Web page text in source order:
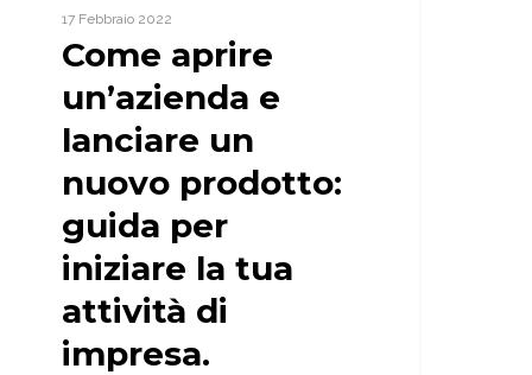
17 Febbraio 2022
Come aprire
un’azienda e
lanciare un
nuovo prodotto:
guida per
iniziare la tua
attività di
impresa.